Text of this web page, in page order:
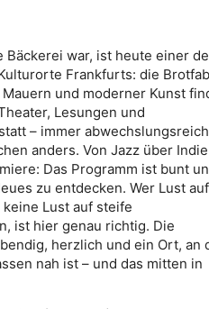
Bäckerei war, ist heute einer
Frankfurts: die
und moderner Kunst
Lesungen und
– immer
anders. Von Jazz über
Das Programm ist bunt
zu entdecken. Wer Lust auf
Lust auf steife
ist hier genau richtig. Die
herzlich und ein Ort, an
nah ist – und das mitten in